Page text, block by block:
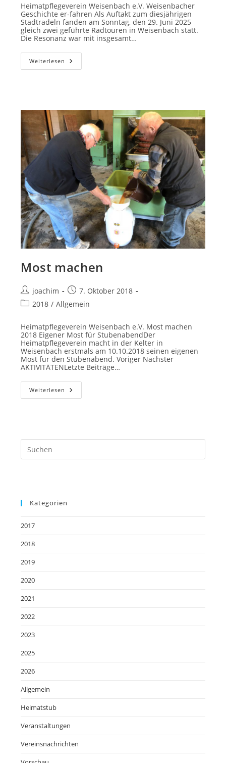
Heimatpflegeverein Weisenbach e.V. Weisenbacher
Geschichte er-fahren Als Auftakt zum diesjährigen
Stadtradeln fanden am Sonntag, den 29. Juni 2025
gleich zwei geführte Radtouren in Weisenbach statt.
Die Resonanz war mit insgesamt…
Weiterlesen „Weisenbacher
Geschichte
Most machen
Beitrags-
Autor:
joachim
Beitrag
veröffentlicht:
7. Oktober 2018
Beitrags-
2018 / Allgemein
Heimatpflegeverein Weisenbach e.V. Most machen
2018 Eigener Most für StubenabendDer
Heimatpflegeverein macht in der Kelter in
Weisenbach erstmals am 10.10.2018 seinen eigenen
Most für den Stubenabend. Voriger Nächster
AKTIVITÄTENLetzte Beiträge…
Weiterlesen Most
Machen
Kategorien
2017
2018
2019
2020
2021
2022
2023
2025
2026
Allgemein
Heimatstub
Veranstaltungen
Vereinsnachrichten